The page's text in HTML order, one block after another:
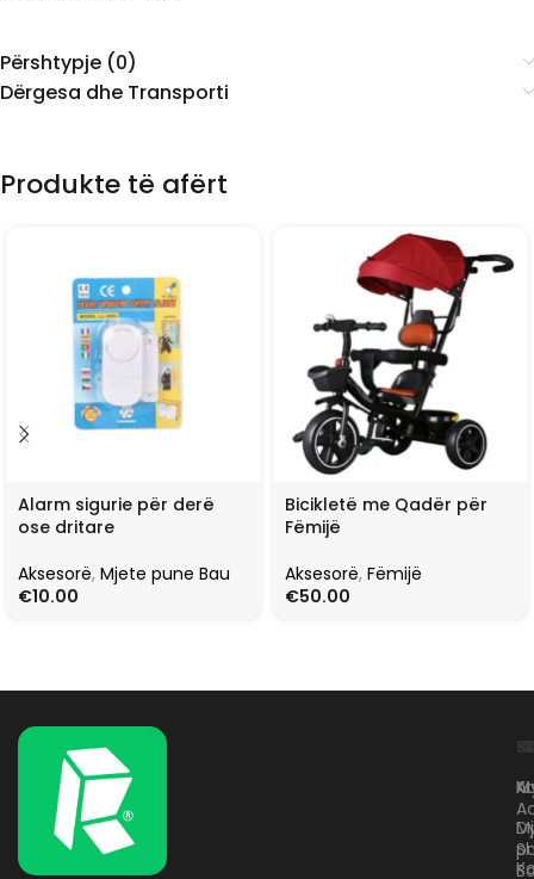
Përshtypje (0)
Dërgesa dhe Transporti
Produkte të afërt
Alarm sigurie për derë
ose dritare
Aksesorë, Mjete pune Bau
€10.00
Bicikletë me Qadër për
Fëmijë
Aksesorë, Fëmijë
€50.00